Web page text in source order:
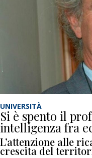
UNIVERSITÀ
Si è spento il
intelligenza fra
L’attenzione alle
crescita del